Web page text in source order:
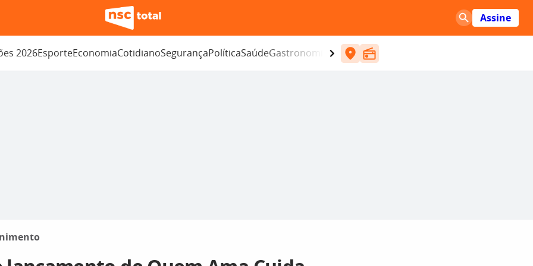
Assine
2026EsporteEconomiaCotidianoSegurançaPolíticaSaúdeGastronomia Entretenimento